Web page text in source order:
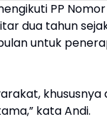
PP
dua tahun
untuk
kata Andi.